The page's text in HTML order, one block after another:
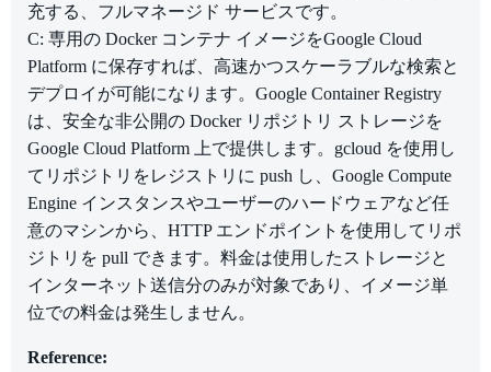
充する、フルマネージド サービスです。
C: 専用の Docker コンテナ イメージをGoogle Cloud
Platform に保存すれば、高速かつスケーラブルな検索と
デプロイが可能になります。Google Container Registry
は、安全な非公開の Docker リポジトリ ストレージを
Google Cloud Platform 上で提供します。gcloud を使用し
てリポジトリをレジストリに push し、Google Compute
Engine インスタンスやユーザーのハードウェアなど任
意のマシンから、HTTP エンドポイントを使用してリポ
ジトリを pull できます。料金は使用したストレージと
インターネット送信分のみが対象であり、イメージ単
位での料金は発生しません。
Reference: